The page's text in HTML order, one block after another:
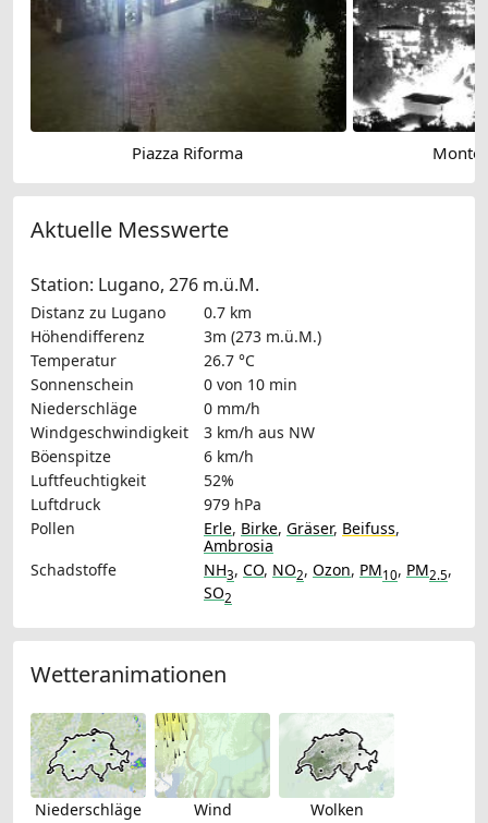
Piazza Riforma Monte
Aktuelle Messwerte
Station: Lugano, 276 m.ü.M.
Distanz zu Lugano
0.7 km
Höhendifferenz
3m (273 m.ü.M.)
Temperatur
26.7 °C
Sonnenschein
0 von 10 min
Niederschläge
0 mm/h
Windgeschwindigkeit
3 km/h aus NW
Böenspitze
6 km/h
Luftfeuchtigkeit
52%
Luftdruck
979 hPa
Pollen
Erle, Birke, Gräser, Beifuss,
Ambrosia
Schadstoffe
NH3, CO, NO2, Ozon, PM10, PM2.5,
SO2
Wetteranimationen
Niederschläge Wind Wolken